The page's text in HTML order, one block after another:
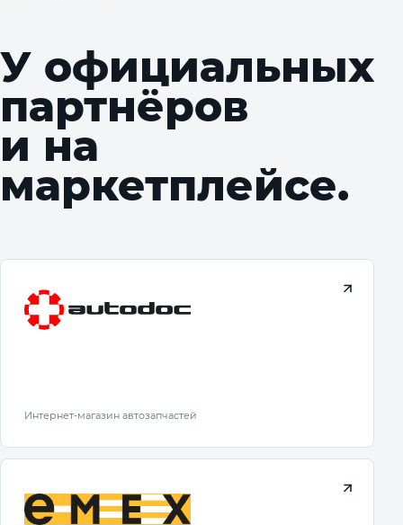
У официальных
партнёров
и на
маркетплейсе.
Интернет-магазин автозапчастей